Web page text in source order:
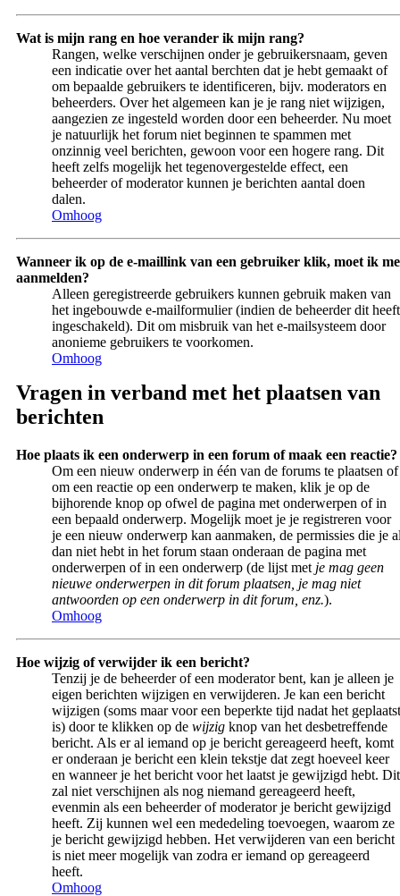
Wat is mijn rang en hoe verander ik mijn rang?
Rangen, welke verschijnen onder je gebruikersnaam, geven
een indicatie over het aantal berchten dat je hebt gemaakt of
om bepaalde gebruikers te identificeren, bijv. moderators en
beheerders. Over het algemeen kan je je rang niet wijzigen,
aangezien ze ingesteld worden door een beheerder. Nu moet
je natuurlijk het forum niet beginnen te spammen met
onzinnig veel berichten, gewoon voor een hogere rang. Dit
heeft zelfs mogelijk het tegenovergestelde effect, een
beheerder of moderator kunnen je berichten aantal doen
dalen.
Omhoog
Wanneer ik op de e-maillink van een gebruiker klik, moet ik me
aanmelden?
Alleen geregistreerde gebruikers kunnen gebruik maken van
het ingebouwde e-mailformulier (indien de beheerder dit heeft
ingeschakeld). Dit om misbruik van het e-mailsysteem door
anonieme gebruikers te voorkomen.
Omhoog
Vragen in verband met het plaatsen van
berichten
Hoe plaats ik een onderwerp in een forum of maak een reactie?
Om een nieuw onderwerp in één van de forums te plaatsen of
om een reactie op een onderwerp te maken, klik je op de
bijhorende knop op ofwel de pagina met onderwerpen of in
een bepaald onderwerp. Mogelijk moet je je registreren voor
je een nieuw onderwerp kan aanmaken, de permissies die je
dan niet hebt in het forum staan onderaan de pagina met
onderwerpen of in een onderwerp (de lijst met je mag geen
nieuwe onderwerpen in dit forum plaatsen, je mag niet
antwoorden op een onderwerp in dit forum, enz.).
Omhoog
Hoe wijzig of verwijder ik een bericht?
Tenzij je de beheerder of een moderator bent, kan je alleen je
eigen berichten wijzigen en verwijderen. Je kan een bericht
wijzigen (soms maar voor een beperkte tijd nadat het geplaatst
is) door te klikken op de wijzig knop van het desbetreffende
bericht. Als er al iemand op je bericht gereageerd heeft, komt
er onderaan je bericht een klein tekstje dat zegt hoeveel keer
en wanneer je het bericht voor het laatst je gewijzigd hebt. Dit
zal niet verschijnen als nog niemand gereageerd heeft,
evenmin als een beheerder of moderator je bericht gewijzigd
heeft. Zij kunnen wel een mededeling toevoegen, waarom ze
je bericht gewijzigd hebben. Het verwijderen van een bericht
is niet meer mogelijk van zodra er iemand op gereageerd
heeft.
Omhoog